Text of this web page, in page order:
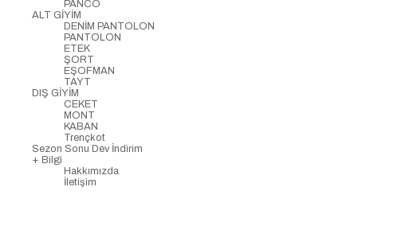
PANCO
ALT GİYİM
DENİM PANTOLON
PANTOLON
ETEK
ŞORT
EŞOFMAN
TAYT
DIŞ GİYİM
CEKET
MONT
KABAN
Trençkot
Sezon Sonu Dev İndirim
+ Bilgi
Hakkımızda
İletişim